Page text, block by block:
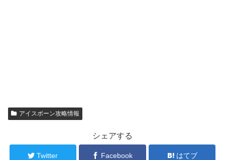
アイスボーン攻略情報
シェアする
Twitter Facebook はてブ